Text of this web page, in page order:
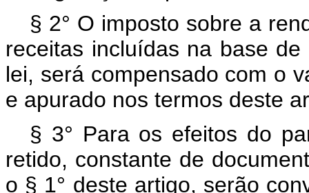
§ 2° O imposto sobre a
receitas incluídas na base
lei, será compensado com o
e apurado nos termos deste
§ 3° Para os efeitos do
retido, constante de
o § 1° deste artigo, serão